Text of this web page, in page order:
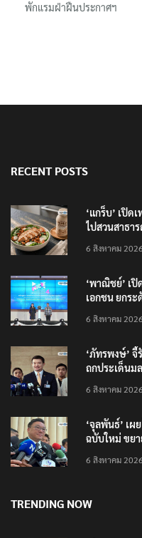
พักแรมฝ่าฝืนประกาศฯ
RECENT POSTS
‘แกร็บ’ เปิด
ไปสวนสาธา
6 สิงหาคม 2026
‘พาณิชย์’ เปิ
เอกชน ยกระ
6 สิงหาคม 2026
‘ภัทรพงษ์’ จี้
ถกประเด็น
6 สิงหาคม 2026
‘จุลพันธ์’ เผ
ฉบับใหม่ ขย
6 สิงหาคม 2026
TRENDING NOW